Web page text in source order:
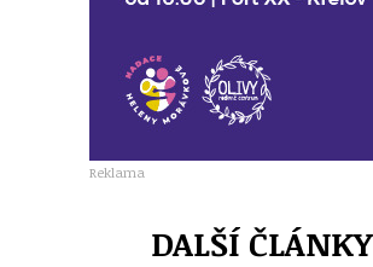
Reklama
DALŠÍ ČLÁNKY